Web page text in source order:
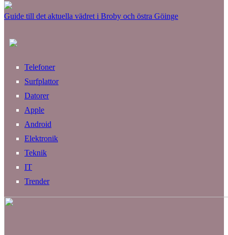
Guide till det aktuella vädret i Broby och östra Göinge
Telefoner
Surfplattor
Datorer
Apple
Android
Elektronik
Teknik
IT
Trender